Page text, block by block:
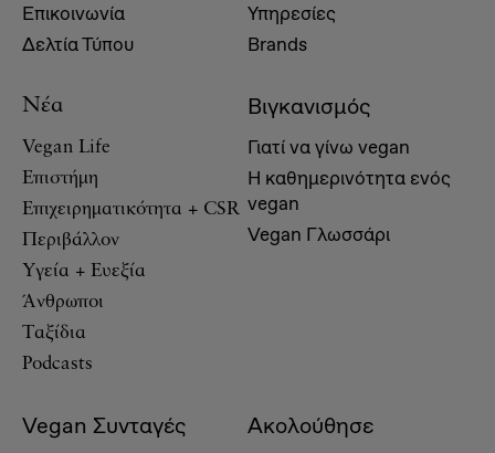
Επικοινωνία
Δελτία Τύπου
Υπηρεσίες
Brands
Νέα
Vegan Life
Επιστήμη
Επιχειρηματικότητα + CSR
Περιβάλλον
Υγεία + Ευεξία
Άνθρωποι
Ταξίδια
Podcasts
Βιγκανισμός
Γιατί να γίνω vegan
Η καθημερινότητα ενός
vegan
Vegan Γλωσσάρι
Vegan Συνταγές Ακολούθησε